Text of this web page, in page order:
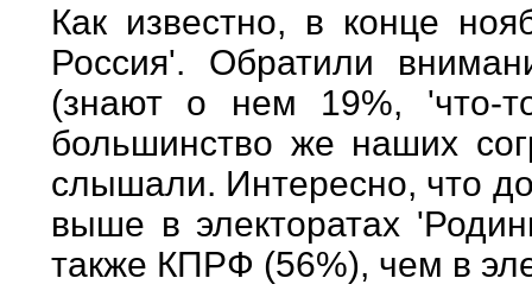
Как известно, в конце
Россия'. Обратили
(знают о нем 19%, 'что-
большинство же наших
слышали. Интересно, что
выше в электоратах
также КПРФ (56%), чем в